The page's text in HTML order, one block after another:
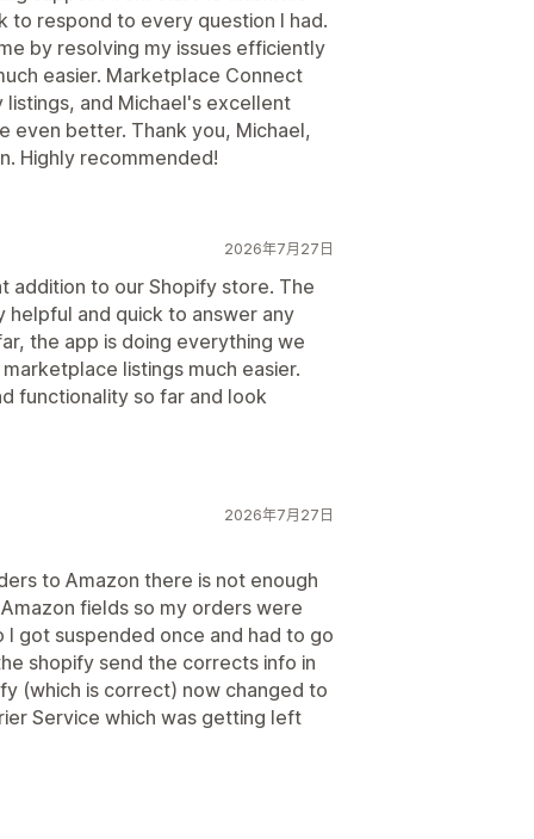
to respond to every question I had.
by resolving my issues efficiently
easier. Marketplace Connect
and Michael's excellent
even better. Thank you, Michael,
Highly recommended!
2026年7月27日
addition to our Shopify store. The
and quick to answer any
the app is doing everything we
listings much easier.
functionality so far and look
2026年7月27日
to Amazon there is not enough
fields so my orders were
got suspended once and had to go
shopify send the corrects info in
(which is correct) now changed to
Service which was getting left